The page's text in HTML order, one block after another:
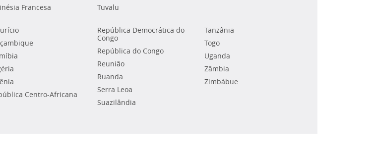
Francesa
Tuvalu
Centro-Africana
República Democrática do
Congo
República do Congo
Reunião
Ruanda
Serra Leoa
Suazilândia
Tanzânia
Togo
Uganda
Zâmbia
Zimbábue